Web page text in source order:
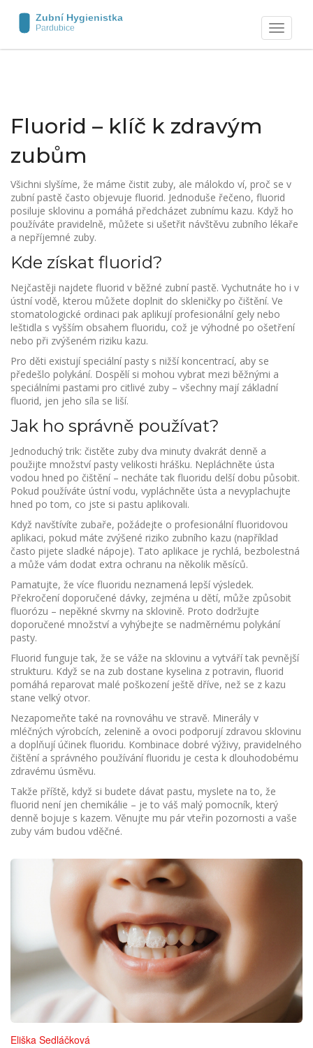
Zobrazit
navigaci
Fluorid – klíč k zdravým
zubům
Všichni slyšíme, že máme čistit zuby, ale málokdo ví, proč se v
zubní pastě často objevuje fluorid. Jednoduše řečeno, fluorid
posiluje sklovinu a pomáhá předcházet zubnímu kazu. Když ho
používáte pravidelně, můžete si ušetřit návštěvu zubního lékaře
a nepříjemné zuby.
Kde získat fluorid?
Nejčastěji najdete fluorid v běžné zubní pastě. Vychutnáte ho i v
ústní vodě, kterou můžete doplnit do skleničky po čištění. Ve
stomatologické ordinaci pak aplikují profesionální gely nebo
leštidla s vyšším obsahem fluoridu, což je výhodné po ošetření
nebo při zvýšeném riziku kazu.
Pro děti existují speciální pasty s nižší koncentrací, aby se
předešlo polykání. Dospělí si mohou vybrat mezi běžnými a
speciálními pastami pro citlivé zuby – všechny mají základní
fluorid, jen jeho síla se liší.
Jak ho správně používat?
Jednoduchý trik: čistěte zuby dva minuty dvakrát denně a
použijte množství pasty velikosti hrášku. Nepláchněte ústa
vodou hned po čištění – necháte tak fluoridu delší dobu působit.
Pokud používáte ústní vodu, vypláchněte ústa a nevyplachujte
hned po tom, co jste si pastu aplikovali.
Když navštívíte zubaře, požádejte o profesionální fluoridovou
aplikaci, pokud máte zvýšené riziko zubního kazu (například
často pijete sladké nápoje). Tato aplikace je rychlá, bezbolestná
a může vám dodat extra ochranu na několik měsíců.
Pamatujte, že více fluoridu neznamená lepší výsledek.
Překročení doporučené dávky, zejména u dětí, může způsobit
fluorózu – nepěkné skvrny na sklovině. Proto dodržujte
doporučené množství a vyhýbejte se nadměrnému polykání
pasty.
Fluorid funguje tak, že se váže na sklovinu a vytváří tak pevnější
strukturu. Když se na zub dostane kyselina z potravin, fluorid
pomáhá reparovat malé poškození ještě dříve, než se z kazu
stane velký otvor.
Nezapomeňte také na rovnováhu ve stravě. Minerály v
mléčných výrobcích, zelenině a ovoci podporují zdravou sklovinu
a doplňují účinek fluoridu. Kombinace dobré výživy, pravidelného
čištění a správného používání fluoridu je cesta k dlouhodobému
zdravému úsměvu.
Takže příště, když si budete dávat pastu, myslete na to, že
fluorid není jen chemikálie – je to váš malý pomocník, který
denně bojuje s kazem. Věnujte mu pár vteřin pozornosti a vaše
zuby vám budou vděčné.
Eliška Sedláčková